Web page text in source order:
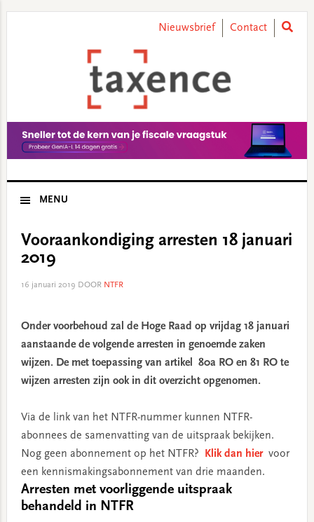
Nieuwsbrief Contact
MENU
Vooraankondiging arresten 18 januari
2019
16 januari 2019 DOOR NTFR
Onder voorbehoud zal de Hoge Raad op vrijdag 18 januari
aanstaande de volgende arresten in genoemde zaken
wijzen. De met toepassing van artikel 80a RO en 81 RO te
wijzen arresten zijn ook in dit overzicht opgenomen.
Via de link van het NTFR-nummer kunnen NTFR-
abonnees de samenvatting van de uitspraak bekijken.
Nog geen abonnement op het NTFR?
Klik dan hier voor
een kennismakingsabonnement van drie maanden.
Arresten met voorliggende uitspraak
behandeld in NTFR